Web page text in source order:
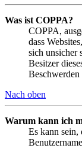
Was ist COPPA?
COPPA,
dass
sich unsicher
Besitzer
Nach oben
Warum kann ich
Es kann sein,